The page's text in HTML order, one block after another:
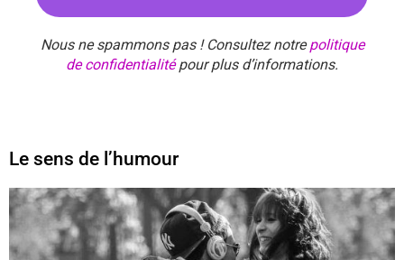
Nous ne spammons pas ! Consultez notrepolitique
de confidentialitépour plus d’informations.
Le sens de l’humour